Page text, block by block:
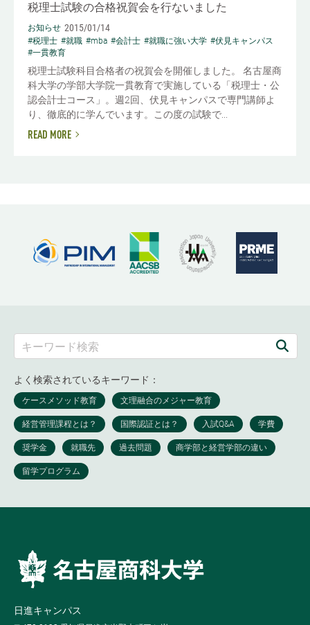
税理士試験の合格祝賀会を行ないました
お知らせ 2015/01/14
#税理士 #就職 #mba #会計士 #就職に強い大学 #伏見キャンパス
#一貫教育
税理士試験科目合格者の祝賀会を開催しました。 名古屋商
科大学の学部大学院一貫教育で実施している「税理士・公
認会計士コース」。週2回、伏見キャンパスで専門講師よ
り、徹底的に学んでいます。この度の試験で...
READ MORE
よく検索されているキーワード：
日進キャンパス